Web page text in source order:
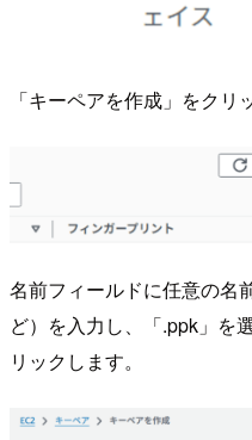
「キーペアを作成」をクリ
名前フィールドに任意の名
ど）を入力し、「.ppk」を
リックします。